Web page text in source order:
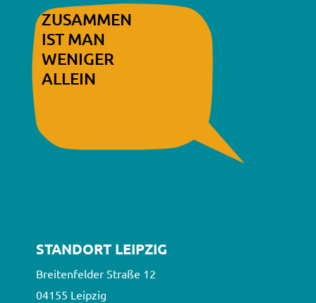
ZUSAMMEN
IST MAN
WENIGER
ALLEIN
STANDORT LEIPZIG
Breitenfelder Straße 12
04155 Leipzig